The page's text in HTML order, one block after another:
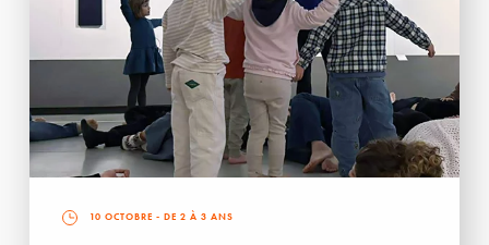
10 OCTOBRE - DE 2 À 3 ANS